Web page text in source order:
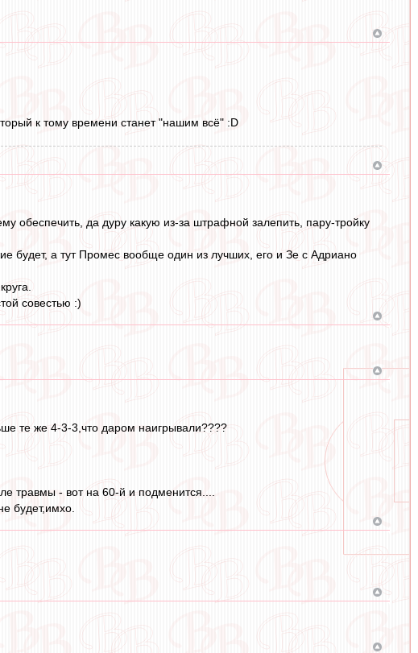
к тому времени станет "нашим всё" :D
обеспечить, да дуру какую из-за штрафной залепить, пару-тройку
будет, а тут Промес вообще один из лучших, его и Зе с Адриано
совестью :)
те же 4-3-3,что даром наигрывали????
травмы - вот на 60-й и подменится....
будет,имхо.